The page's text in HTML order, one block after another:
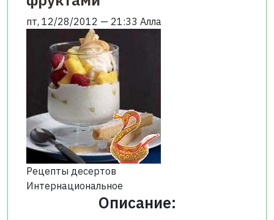
пт, 12/28/2012 — 21:33 Алла
Рецепты десертов
Интернациональное
Описание: